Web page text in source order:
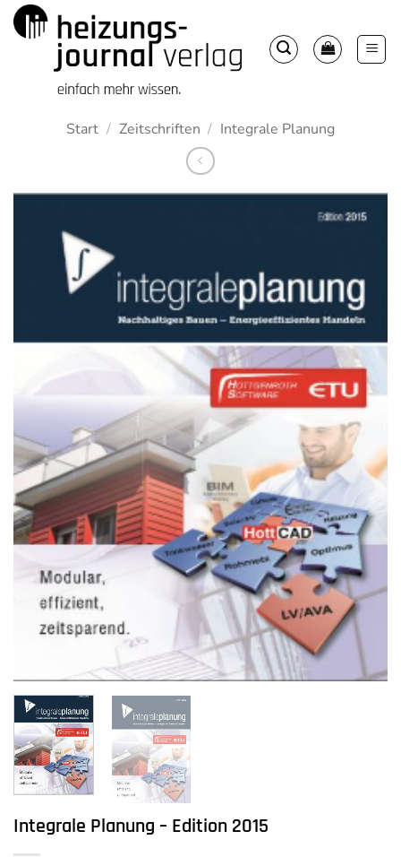
Zum
Inhalt
Start / Zeitschriften / Integrale Planung
Integrale Planung – Edition 2015